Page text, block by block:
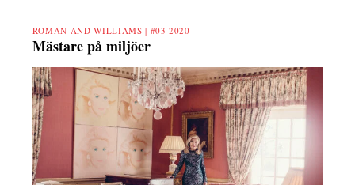
ROMAN AND WILLIAMS | #03 2020
Mästare på miljöer